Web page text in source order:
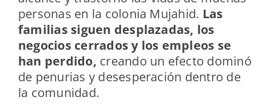
personas en la colonia Mujahid. Las
familias siguen desplazadas, los
negocios cerrados y los empleos se
han perdido, creando un efecto dominó
de penurias y desesperación dentro de
la comunidad.